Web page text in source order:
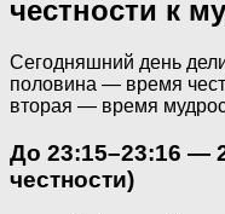
честности к
Сегодняшний день
половина — время
вторая — время
До 23:15–23:16 —
честности)